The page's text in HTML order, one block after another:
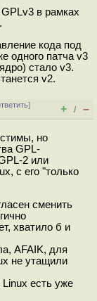
в рамках
кода под
одного патча v3
стало v3.
v2.
]
+ / –
но
GPL-
2 или
с его "только
сменить
хватило б и
AFAIK, для
не утащили
есть уже